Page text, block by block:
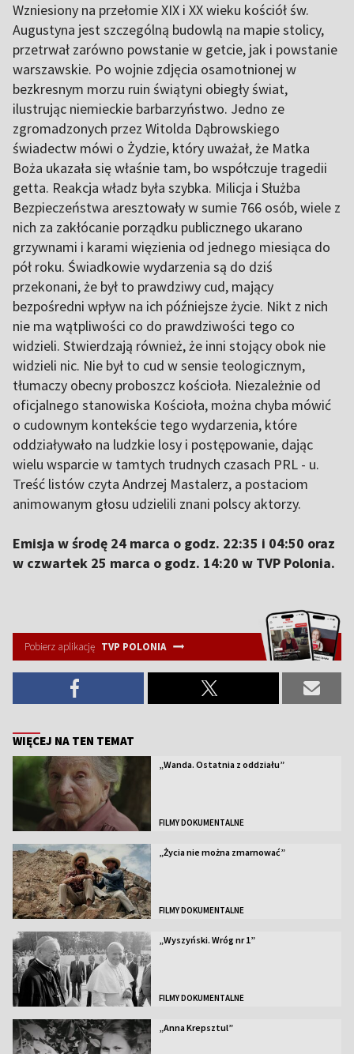
Wzniesiony na przełomie XIX i XX wieku kościół św.
Augustyna jest szczególną budowlą na mapie stolicy,
przetrwał zarówno powstanie w getcie, jak i powstanie
warszawskie. Po wojnie zdjęcia osamotnionej w
bezkresnym morzu ruin świątyni obiegły świat,
ilustrując niemieckie barbarzyństwo. Jedno ze
zgromadzonych przez Witolda Dąbrowskiego
świadectw mówi o Żydzie, który uważał, że Matka
Boża ukazała się właśnie tam, bo współczuje tragedii
getta. Reakcja władz była szybka. Milicja i Służba
Bezpieczeństwa aresztowały w sumie 766 osób, wiele z
nich za zakłócanie porządku publicznego ukarano
grzywnami i karami więzienia od jednego miesiąca do
pół roku. Świadkowie wydarzenia są do dziś
przekonani, że był to prawdziwy cud, mający
bezpośredni wpływ na ich późniejsze życie. Nikt z nich
nie ma wątpliwości co do prawdziwości tego co
widzieli. Stwierdzają również, że inni stojący obok nie
widzieli nic. Nie był to cud w sensie teologicznym,
tłumaczy obecny proboszcz kościoła. Niezależnie od
oficjalnego stanowiska Kościoła, można chyba mówić
o cudownym kontekście tego wydarzenia, które
oddziaływało na ludzkie losy i postępowanie, dając
wielu wsparcie w tamtych trudnych czasach PRL - u.
Treść listów czyta Andrzej Mastalerz, a postaciom
animowanym głosu udzielili znani polscy aktorzy.
Emisja w środę 24 marca o godz. 22:35 i 04:50 oraz
w czwartek 25 marca o godz. 14:20 w TVP Polonia.
Pobierz aplikację TVP POLONIA
WIĘCEJ NA TEN TEMAT
„Wanda. Ostatnia z oddziału”
FILMY DOKUMENTALNE
„Życia nie można zmarnować”
FILMY DOKUMENTALNE
„Wyszyński. Wróg nr 1”
FILMY DOKUMENTALNE
„Anna Krepsztul”